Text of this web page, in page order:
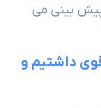
بینی می
قوی داشتیم و